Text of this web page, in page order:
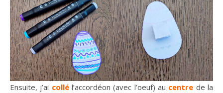
Ensuite, j’ai collé l’accordéon (avec l’oeuf) au centre de la